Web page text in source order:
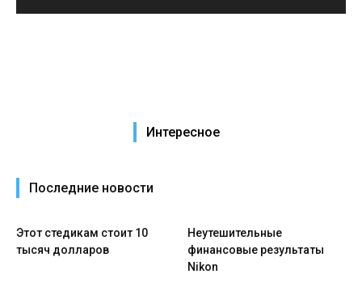
Интересное
Последние новости
Этот стедикам стоит 10
тысяч долларов
Неутешительные
финансовые результаты
Nikon